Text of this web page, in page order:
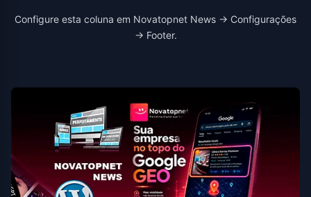
Configure esta coluna em Novatopnet News → Configurações
→ Footer.